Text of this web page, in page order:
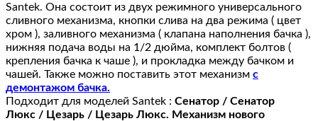
Santek. Она состоит из двух режимного универсального
сливного механизма, кнопки слива на два режима ( цвет
хром ), заливного механизма ( клапана наполнения бачка ),
нижняя подача воды на 1/2 дюйма, комплект болтов (
крепления бачка к чаше ), и прокладка между бачком и
чашей. Также можно поставить этот механизм с
демонтажом бачка.
Подходит для моделей Santek : Сенатор / Сенатор
Люкс / Цезарь / Цезарь Люкс. Механизм нового